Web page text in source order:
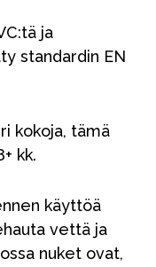
ja
standardin EN
kokoja, tämä
kk.
käyttöä
vettä ja
nuket ovat,